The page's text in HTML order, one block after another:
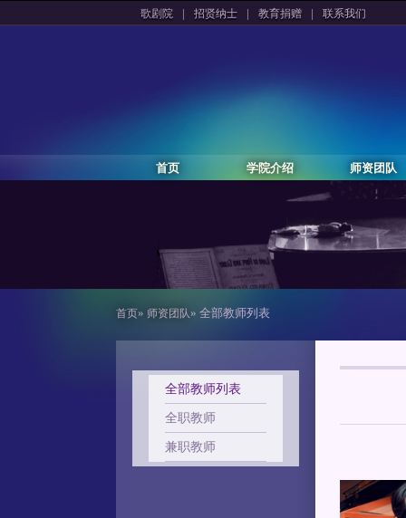
歌剧院 | 招贤纳士 | 教育捐赠 | 联系我们
首页 学院介绍 师资团队
首页» 师资团队» 全部教师列表
全部教师列表
全职教师
兼职教师